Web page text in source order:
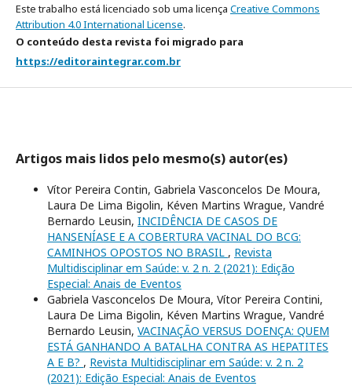
Este trabalho está licenciado sob uma licença Creative Commons
Attribution 4.0 International License.
O conteúdo desta revista foi migrado para
https://editoraintegrar.com.br
Artigos mais lidos pelo mesmo(s) autor(es)
Vítor Pereira Contin, Gabriela Vasconcelos De Moura,
Laura De Lima Bigolin, Kéven Martins Wrague, Vandré
Bernardo Leusin, INCIDÊNCIA DE CASOS DE
HANSENÍASE E A COBERTURA VACINAL DO BCG:
CAMINHOS OPOSTOS NO BRASIL , Revista
Multidisciplinar em Saúde: v. 2 n. 2 (2021): Edição
Especial: Anais de Eventos
Gabriela Vasconcelos De Moura, Vítor Pereira Contini,
Laura De Lima Bigolin, Kéven Martins Wrague, Vandré
Bernardo Leusin, VACINAÇÃO VERSUS DOENÇA: QUEM
ESTÁ GANHANDO A BATALHA CONTRA AS HEPATITES
A E B? , Revista Multidisciplinar em Saúde: v. 2 n. 2
(2021): Edição Especial: Anais de Eventos